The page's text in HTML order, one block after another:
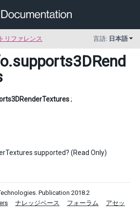
リファレンス 言語: 日本語
.supports3DRend
;
supported? (Read Only)
Publication 2018.2
ナレッジベース フォーラム
アセッ